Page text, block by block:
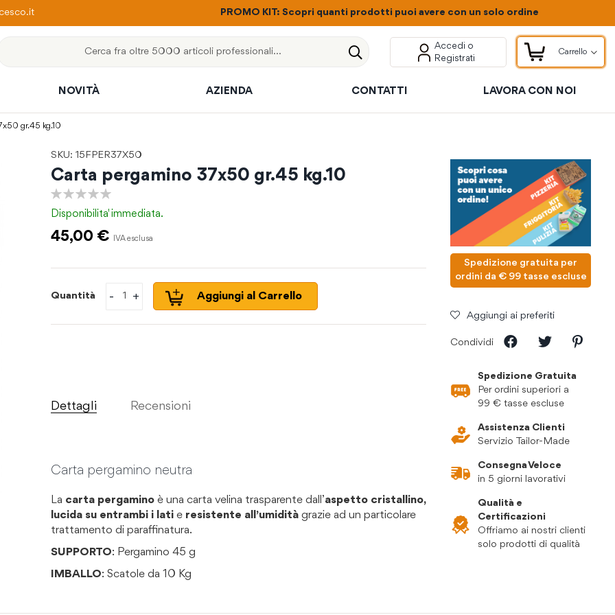
con un solo ordine PROMO KIT: Scopri quanti prodotti puoi avere con un solo ordine
Accedi o
Registrati
Carrello
Carrello
NOVITÀ AZIENDA CONTATTI LAVORA CON NOI
gr.45 kg.10
SKU: 15FPER37X50
Carta pergamino 37x50 gr.45 kg.10
Disponibilita'immediata.
45,00 €
Quantità +
- Aggiungi al Carrello
Dettagli
Carta pergamino neutra
La carta pergamino è una carta velina trasparente dall’aspetto cristallino,
lucida su entrambi i lati e resistente all’umidità grazie ad un particolare
trattamento di paraffinatura.
SUPPORTO: Pergamino 45 g
IMBALLO: Scatole da 10 Kg
Recensioni
Spedizione gratuita per
ordini da € 99 tasse escluse
Aggiungi ai preferiti
Condividi
Spedizione Gratuita
Per ordini superiori a
99 € tasse escluse
Assistenza Clienti
Servizio Tailor-Made
Consegna Veloce
in 5 giorni lavorativi
Qualità e
Certificazioni
Offriamo ai nostri clienti
solo prodotti di qualità